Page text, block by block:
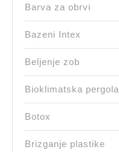
Barva za obrvi
Bazeni Intex
Beljenje zob
Bioklimatska pergola
Botox
Brizganje plastike